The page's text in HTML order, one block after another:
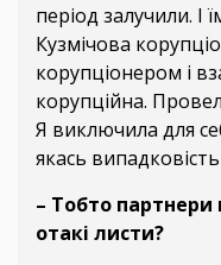
період залучили.
Кузмічова
корупціонером і
корупційна.
Я виключила для
якась
– Тобто партнери
отакі листи?